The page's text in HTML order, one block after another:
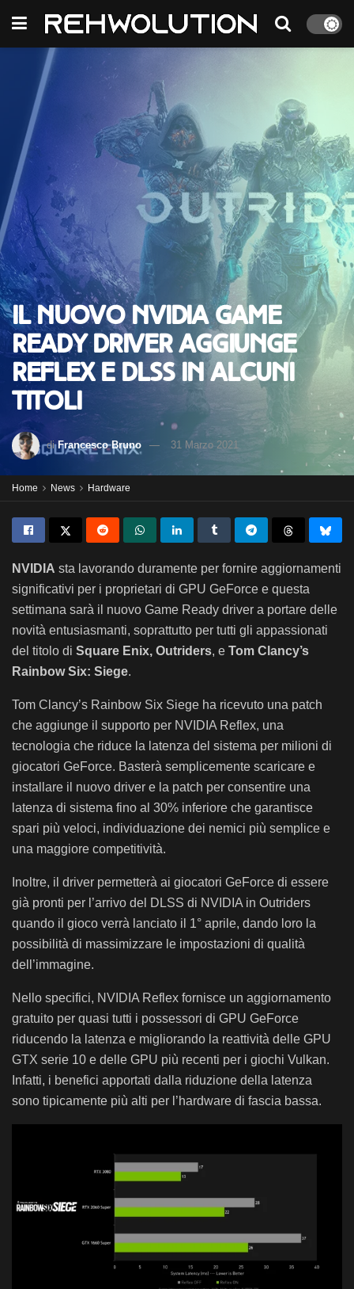
Il nuovo NVIDIA Game
Ready Driver aggiunge
Reflex e DLSS in alcuni
titoli
di Francesco Bruno 31 Marzo 2021
Home News Hardware
NVIDIA sta lavorando duramente per fornire aggiornamenti
significativi per i proprietari di GPU GeForce e questa
settimana sarà il nuovo Game Ready driver a portare delle
novità entusiasmanti, soprattutto per tutti gli appassionati
del titolo di Square Enix, Outriders, e Tom Clancy’s
Rainbow Six: Siege.
Tom Clancy’s Rainbow Six Siege ha ricevuto una patch
che aggiunge il supporto per NVIDIA Reflex, una
tecnologia che riduce la latenza del sistema per milioni di
giocatori GeForce. Basterà semplicemente scaricare e
installare il nuovo driver e la patch per consentire una
latenza di sistema fino al 30% inferiore che garantisce
spari più veloci, individuazione dei nemici più semplice e
una maggiore competitività.
Inoltre, il driver permetterà ai giocatori GeForce di essere
già pronti per l’arrivo del DLSS di NVIDIA in Outriders
quando il gioco verrà lanciato il 1° aprile, dando loro la
possibilità di massimizzare le impostazioni di qualità
dell’immagine.
Nello specifici, NVIDIA Reflex fornisce un aggiornamento
gratuito per quasi tutti i possessori di GPU GeForce
riducendo la latenza e migliorando la reattività delle GPU
GTX serie 10 e delle GPU più recenti per i giochi Vulkan.
Infatti, i benefici apportati dalla riduzione della latenza
sono tipicamente più alti per l’hardware di fascia bassa.